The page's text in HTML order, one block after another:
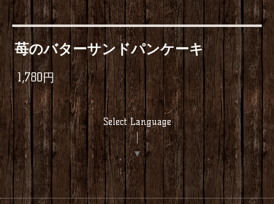
苺のバターサンドパンケーキ
1,780円
Select Language
▼